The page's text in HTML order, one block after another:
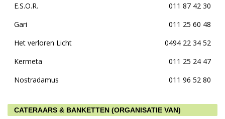
E.S.O.R.
011 87 42 30
Gari
011 25 60 48
Het verloren Licht
0494 22 34 52
Kermeta
011 25 24 47
Nostradamus
011 96 52 80
CATERAARS & BANKETTEN (ORGANISATIE VAN)